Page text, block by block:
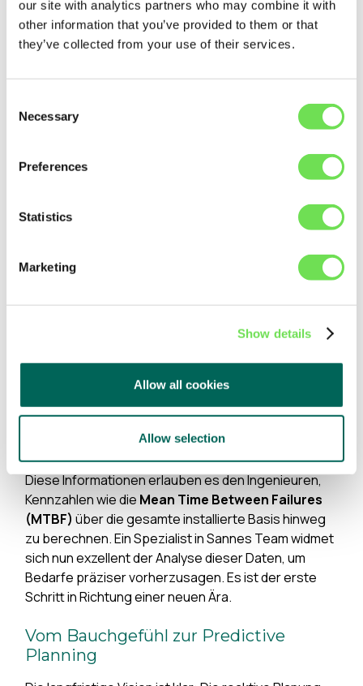
our site with analytics partners who may combine it with
other information that you’ve provided to them or that
they’ve collected from your use of their services.
Selection
Necessary
Preferences
Statistics
Marketing
Show details
Allow all cookies
Allow selection
Der Wissensvorsprung des
entscheidenden Vorteil: Sie sehen das gesamte Bild.
Bergbauanlagen hinweg erkennen sie Muster, die
einem einzelnen Betreiber verborgen bleiben.
Wartungsdaten, Austauschzyklen und Ausfallraten
über dutzende Anlagen hinweg liefern
Team beginnt nun, genau dieses Potenzial
„Wir fangen an, mehr Daten direkt
zum Beispiel, wenn Wartungsteams
dokumentieren, wann genau sie
welche Teile austauschen.“
Diese Informationen erlauben es den Ingenieuren,
Kennzahlen wie die Mean Time Between Failures
(MTBF) über die gesamte installierte Basis hinweg
zu berechnen. Ein Spezialist in Sannes Team widmet
sich nun exzellent der Analyse dieser Daten, um
Bedarfe präziser vorherzusagen. Es ist der erste
Schritt in Richtung einer neuen Ära.
Vom Bauchgefühl zur Predictive
Planning